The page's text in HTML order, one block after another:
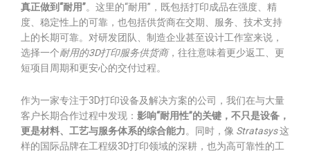
真正做到“耐用”。这里的“耐用”，既包括打印成品在强度、精
度、稳定性上的可靠，也包括供货商在交期、服务、技术支持
上的长期可靠。对研发团队、制造企业甚至设计工作室来说，
选择一个耐用的3D打印服务供货商，往往意味着更少返工、更
短项目周期和更安心的交付过程。
作为一家专注于3D打印设备及解决方案的公司，我们在与大量
客户长期合作过程中发现： 影响“耐用性”的关键，不只是设备，
更是材料、工艺与服务体系的综合能力。同时，像 Stratasys这
样的国际品牌在工程级3D打印领域的深耕，也为高可靠性的工